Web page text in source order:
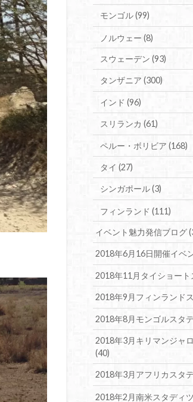
モンゴル(99)
ノルウェー (8)
スウェーデン (93)
タンザニア (300)
インド (96)
スリランカ (61)
ペルー・ボリビア (168)
タイ (27)
シンガポール(3)
フィンランド (111)
イベント魅力発信ブログ
2018年6月16日開催イベ
2018年11月タイショー
2018年9月フィンランド
2018年8月モンゴルスタ
2018年3月キリマンジャ
(40)
2018年3月アフリカスタ
2018年2月南米スタディ